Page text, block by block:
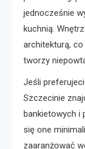
jednocześnie
kuchnią.
architekturą, co
tworzy
Jeśli
Szczecinie
bankietowych i
się one
zaaranżować